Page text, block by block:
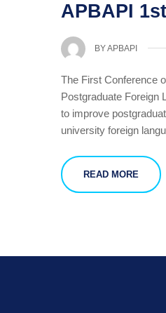
APBAPI
BYAPBAPI
The First Conference
Postgraduate Foreign
to improve
university foreign
READ MORE